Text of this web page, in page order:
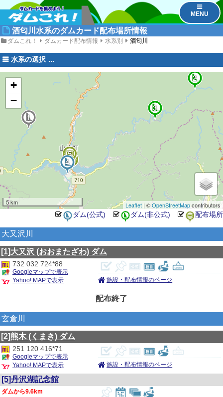
MENU
酒匂川水系のダムカード配布場所情報
ダムこれ！ ダムカード配布情報 水系別 酒匂川
水系の選択
6
5
1
3
2
4
+
−
5 km Leaflet | ©OpenStreetMapcontributors
大又沢川
[1]大又沢 (おおまたざわ) ダム
施設・配布情報のページ
732 032 724*88
Googleマップで表示
Yahoo! MAPで表示
配布終了
玄倉川
[2]熊木 (くまき) ダム
施設・配布情報のページ
251 120 416*71
Googleマップで表示
Yahoo! MAPで表示
[5]丹沢湖記念館
9.6km